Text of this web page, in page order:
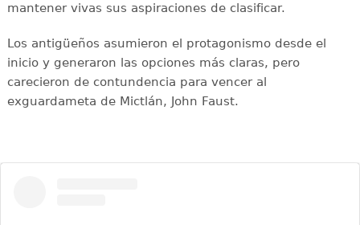
mantener vivas sus aspiraciones de clasificar.
Los antigüeños asumieron el protagonismo desde el
inicio y generaron las opciones más claras, pero
carecieron de contundencia para vencer al
exguardameta de Mictlán, John Faust.